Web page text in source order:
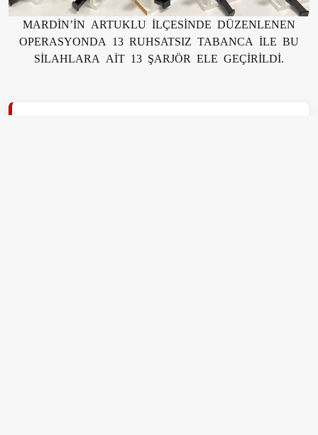
MARDİN’İN ARTUKLU İLÇESİNDE DÜZENLENEN
OPERASYONDA 13 RUHSATSIZ TABANCA İLE BU
SİLAHLARA AİT 13 ŞARJÖR ELE GEÇİRİLDİ.